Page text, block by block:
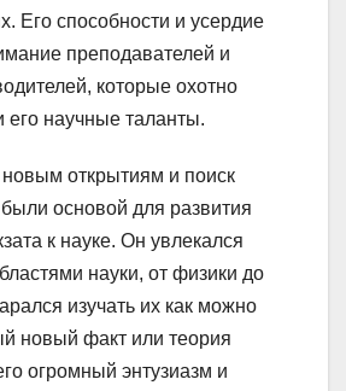
Его способности и усердие
преподавателей и
которые охотно
его научные таланты.
открытиям и поиск
основой для развития
к науке. Он увлекался
науки, от физики до
изучать их как можно
новый факт или теория
огромный энтузиазм и